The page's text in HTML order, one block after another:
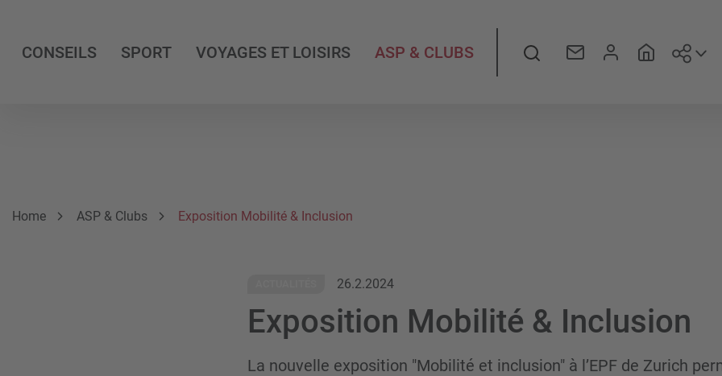
CONSEILS SPORT VOYAGES ET LOISIRS ASP & CLUBS Rechercher
Breadcrumb
Vous êtes ici:
Home ASP & Clubs Exposition Mobilité & Inclusion
26.2.2024
Exposition Mobilité & Inclusion
La nouvelle exposition "Mobilité et inclusion" à l’EPF de Zurich